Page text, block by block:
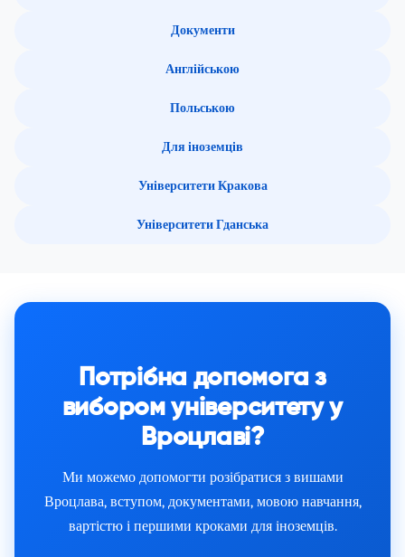
Документи
Англійською
Польською
Для іноземців
Університети Кракова
Університети Гданська
Потрібна допомога з
вибором університету у
Вроцлаві?
Ми можемо допомогти розібратися з вишами
Вроцлава, вступом, документами, мовою навчання,
вартістю і першими кроками для іноземців.